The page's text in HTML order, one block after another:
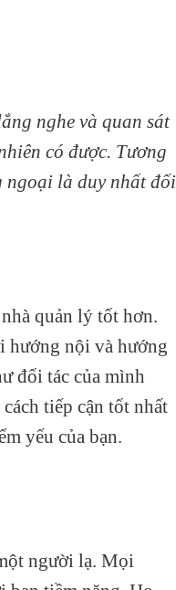
nghe và quan sát
có được. Tương
ngoại là duy nhất đối
quản lý tốt hơn.
hướng nội và hướng
đối tác của mình
tiếp cận tốt nhất
yếu của bạn.
người lạ. Mọi